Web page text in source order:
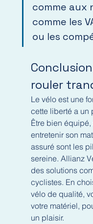
comme aux
comme les
ou les
rouler
Le vélo est une
cette liberté a un
Être bien
entretenir son
assuré sont les
sereine. Allianz
des solutions
cyclistes. En
vélo de qualité,
votre matériel,
un plaisir.